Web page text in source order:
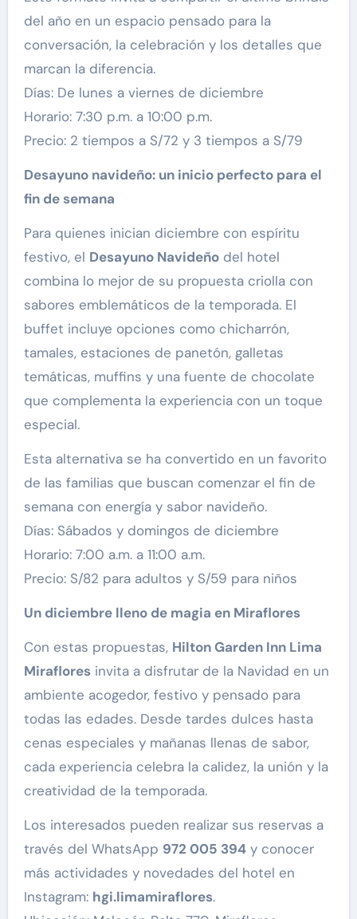
del año en un espacio pensado para la
conversación, la celebración y los detalles que
marcan la diferencia.
Días: De lunes a viernes de diciembre
Horario: 7:30 p.m. a 10:00 p.m.
Precio: 2 tiempos a S/72 y 3 tiempos a S/79
Desayuno navideño: un inicio perfecto para el
fin de semana
Para quienes inician diciembre con espíritu
festivo, el Desayuno Navideñodel hotel
combina lo mejor de su propuesta criolla con
sabores emblemáticos de la temporada. El
buffet incluye opciones como chicharrón,
tamales, estaciones de panetón, galletas
temáticas, muffins y una fuente de chocolate
que complementa la experiencia con un toque
especial.
Esta alternativa se ha convertido en un favorito
de las familias que buscan comenzar el fin de
semana con energía y sabor navideño.
Días: Sábados y domingos de diciembre
Horario: 7:00 a.m. a 11:00 a.m.
Precio: S/82 para adultos y S/59 para niños
Un diciembre lleno de magia en Miraflores
Con estas propuestas, Hilton Garden Inn Lima
Mirafloresinvita a disfrutar de la Navidad en un
ambiente acogedor, festivo y pensado para
todas las edades. Desde tardes dulces hasta
cenas especiales y mañanas llenas de sabor,
cada experiencia celebra la calidez, la unión y la
creatividad de la temporada.
Los interesados pueden realizar sus reservas a
través del WhatsApp 972 005 394y conocer
más actividades y novedades del hotel en
Instagram: hgi.limamiraflores.